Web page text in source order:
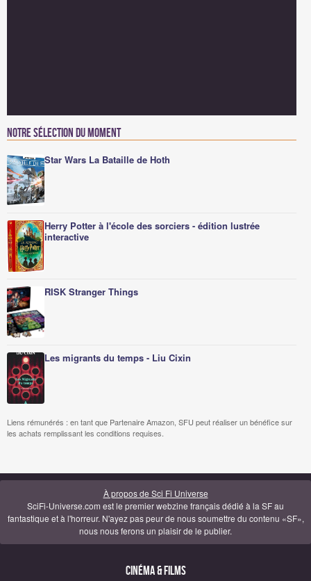
Notre sélection du moment
Star Wars La Bataille de Hoth
Herry Potter à l'école des sorciers - édition lustrée
interactive
RISK Stranger Things
Les migrants du temps - Liu Cixin
Liens rémunérés : en tant que Partenaire Amazon, SFU peut réaliser un bénéfice sur
les achats remplissant les conditions requises.
À propos de Sci Fi Universe
SciFi-Universe.com est le premier webzine français dédié à la SF au
fantastique et à l'horreur. N'ayez pas peur de nous soumettre du contenu «SF»,
nous nous ferons un plaisir de le publier.
Cinéma & Films